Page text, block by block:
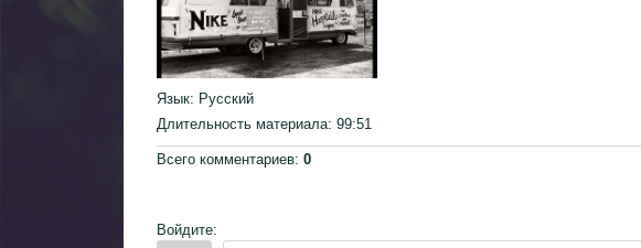
Язык: Русский
Длительность материала: 99:51
Всего комментариев: 0
Войдите: